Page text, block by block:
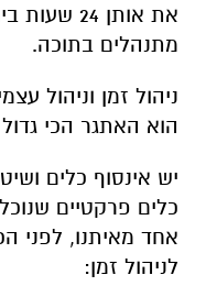
את אותן
מתנהלים בתוכה.
ניהול זמן וניהול
הוא האתגר הכי
יש אינסוף כלים
כלים פרקטיים
לניהול זמן: